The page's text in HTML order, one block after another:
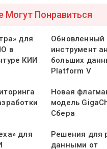
Могут Понравиться
для
в
КИИ
Обновленный
инструмент
больших
Platform V
Новая
модель
Сбера
для
Решения для
данными от